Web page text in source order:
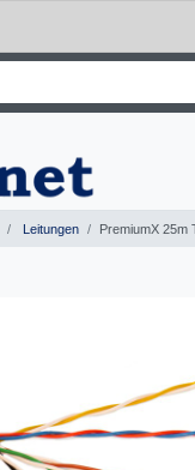
Leitungen PremiumX 25m